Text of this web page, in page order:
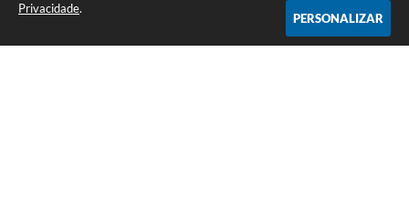
Privacidade.
PERSONALIZAR